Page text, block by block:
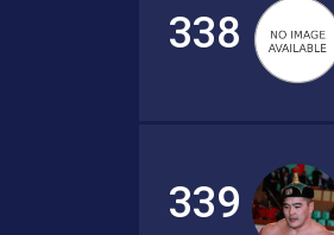
338
339